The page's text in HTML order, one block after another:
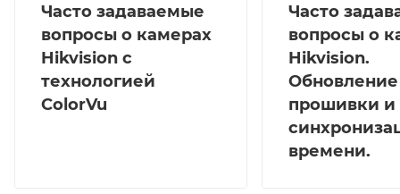
Часто задаваемые
вопросы о камерах
Hikvision с
технологией
ColorVu
Часто
вопросы о
Hikvision.
Обновление
прошивки и
времени.